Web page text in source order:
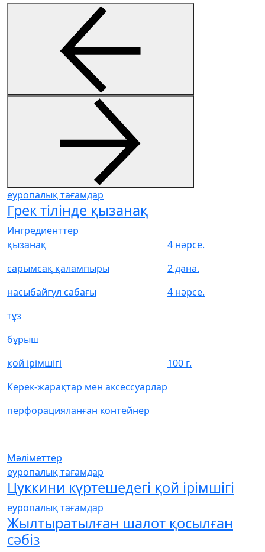
еуропалық тағамдар
Грек тілінде қызанақ
Ингредиенттер
қызанақ
4 нәрсе.
сарымсақ қалампыры
2 дана.
насыбайгүл сабағы
4 нәрсе.
тұз
бұрыш
қой ірімшігі
100 г.
Керек-жарақтар мен аксессуарлар
перфорацияланған контейнер
Мәліметтер
еуропалық тағамдар
Цуккини күртешедегі қой ірімшігі
еуропалық тағамдар
Жылтыратылған шалот қосылған
сәбіз